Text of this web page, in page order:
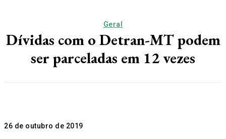
Geral
Dívidas com o Detran-MT podem
ser parceladas em 12 vezes
26 de outubro de 2019